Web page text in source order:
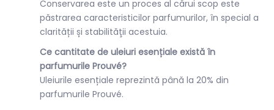
Conservarea este un proces al cărui scop este
păstrarea caracteristicilor parfumurilor, în special a
clarității și stabilităţii acestuia.
Ce cantitate de uleiuri esențiale există în
parfumurile Prouvé?
Uleiurile esențiale reprezintă până la 20% din
parfumurile Prouvé.